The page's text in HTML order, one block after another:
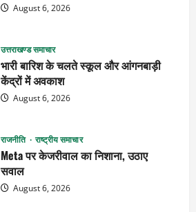
August 6, 2026
उत्तराखण्ड समाचार
भारी बारिश के चलते स्कूल और आंगनबाड़ी
केंद्रों में अवकाश
August 6, 2026
राजनीति राष्ट्रीय समाचार
Meta पर केजरीवाल का निशाना, उठाए
सवाल
August 6, 2026